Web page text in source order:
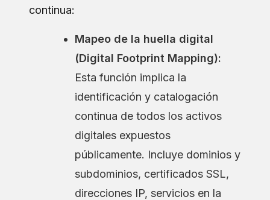
continua:
Mapeo de la huella digital
(Digital Footprint Mapping):
Esta función implica la
identificación y catalogación
continua de todos los activos
digitales expuestos
públicamente. Incluye dominios y
subdominios, certificados SSL,
direcciones IP, servicios en la